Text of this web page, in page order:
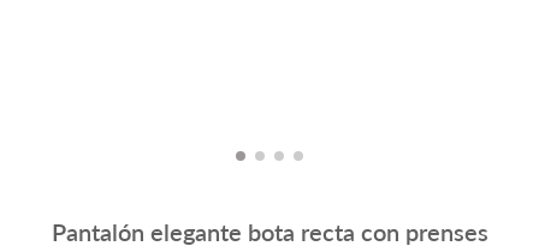
Pantalón elegante bota recta con prenses